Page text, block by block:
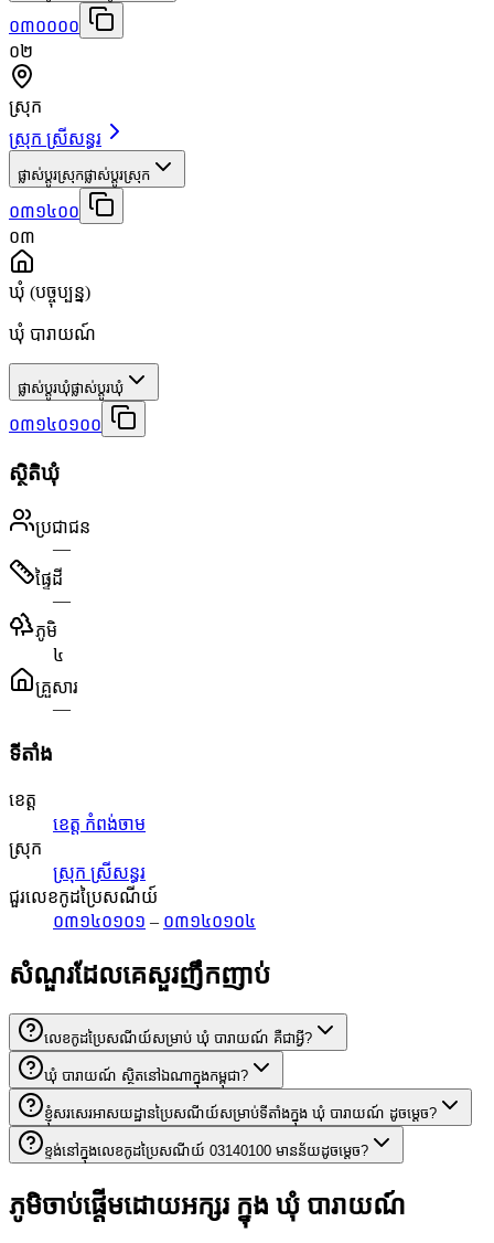
០៣០០០០
០២
ស្រុក
ស្រុក ស្រីសន្ធរ
ផ្លាស់ប្តូរស្រុកផ្លាស់ប្តូរស្រុក
០៣១៤០០
០៣
ឃុំ (បច្ចុប្បន្ន)
ឃុំ បារាយណ៍
ផ្លាស់ប្តូរឃុំផ្លាស់ប្តូរឃុំ
០៣១៤០១០០
ស្ថិតិឃុំ
ប្រជាជន
—
ផ្ទៃដី
—
ភូមិ
៤
គ្រួសារ
—
ទីតាំង
ខេត្ត
ខេត្ត កំពង់ចាម
ស្រុក
ស្រុក ស្រីសន្ធរ
ជួរលេខកូដប្រៃសណីយ៍
០៣១៤០១០១ – ០៣១៤០១០៤
សំណួរដែលគេសួរញឹកញាប់
លេខកូដប្រៃសណីយ៍សម្រាប់ ឃុំ បារាយណ៍ គឺជាអ្វី?
ឃុំ បារាយណ៍ ស្ថិតនៅឯណាក្នុងកម្ពុជា?
ខ្ញុំសរសេរអាសយដ្ឋានប្រៃសណីយ៍សម្រាប់ទីតាំងក្នុង ឃុំ បារាយណ៍ ដូចម្តេច?
ខ្ទង់នៅក្នុងលេខកូដប្រៃសណីយ៍ 03140100 មានន័យដូចម្តេច?
ភូមិចាប់ផ្តើមដោយអក្សរ ក្នុង ឃុំ បារាយណ៍